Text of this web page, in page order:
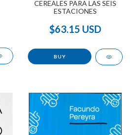
CEREALES PARA LAS SEIS
ESTACIONES
$63.15 USD